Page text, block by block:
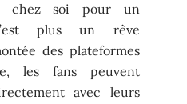
chez soi pour un
plus un rêve
des plateformes
les fans peuvent
avec leurs